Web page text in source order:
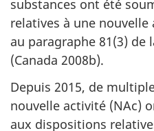
substances ont été
relatives à une nouvelle
au paragraphe 81(3) de
(Canada 2008b).
Depuis 2015, de
nouvelle activité (NAc)
aux dispositions